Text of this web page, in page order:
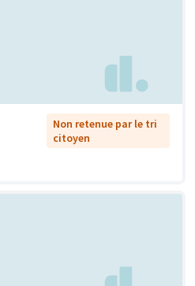
Non retenue par le tri
citoyen